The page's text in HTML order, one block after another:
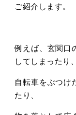
ご紹介します。
例えば、玄関口
してしまったり、
自転車をぶつけ
たり、